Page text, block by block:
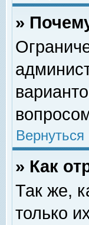
»
Вернуться
» Как
Так же,
только